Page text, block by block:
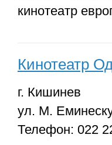
кинотеатр
Кинотеатр
г. Кишинев
ул. М.
Телефон: 022